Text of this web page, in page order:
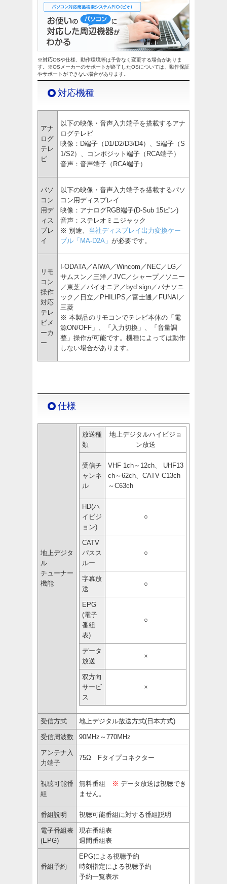
※対応OSや仕様、動作環境等は予告なく変更する場合がありま
す。※OSメーカーのサポートが終了したOSについては、動作保証
やサポートができない場合があります。
対応機種
アナ
ログ
テレ
ビ
以下の映像・音声入力端子を搭載するアナ
ログテレビ
映像：D端子（D1/D2/D3/D4）、S端子（S
1/S2）、コンポジット端子（RCA端子）
音声：音声端子（RCA端子）
パソ
コン
用デ
ィス
プレ
イ
以下の映像・音声入力端子を搭載するパソ
コン用ディスプレイ
映像：アナログRGB端子(D-Sub 15ピン)
音声：ステレオミニジャック
※ 別途、 当社ディスプレイ出力変換ケー
ブル「MA-D2A」 が必要です。
リモ
コン
操作
対応
テレ
ビメ
ーカ
ー
I-ODATA／AIWA／Wincom／NEC／LG／
サムスン／三洋／JVC／シャープ／ソニー
／東芝／パイオニア／byd:sign／パナソニ
ック／日立／PHILIPS／富士通／FUNAI／
三菱
※ 本製品のリモコンでテレビ本体の「電
源ON/OFF」、「入力切換」、「音量調
整」操作が可能です。機種によっては動作
しない場合があります。
仕様
地上デジタ
ル
チューナー
機能
放送種
類
地上デジタルハイビジョ
ン放送
受信チ
ャンネ
ル
VHF 1ch～12ch、 UHF13
ch～62ch、CATV C13ch
～C63ch
HD(ハ
イビジ
ョン)
○
CATV
パスス
ルー
○
字幕放
送
○
EPG
(電子
番組
表)
○
データ
放送
×
双方向
サービ
ス
×
受信方式 地上デジタル放送方式(日本方式)
受信周波数 90MHz～770MHz
アンテナ入
力端子
75Ω Fタイプコネクター
視聴可能番
組
無料番組 ※ データ放送は視聴でき
ません。
番組説明 視聴可能番組に対する番組説明
電子番組表
(EPG)
現在番組表
週間番組表
番組予約
EPGによる視聴予約
時刻指定による視聴予約
予約一覧表示